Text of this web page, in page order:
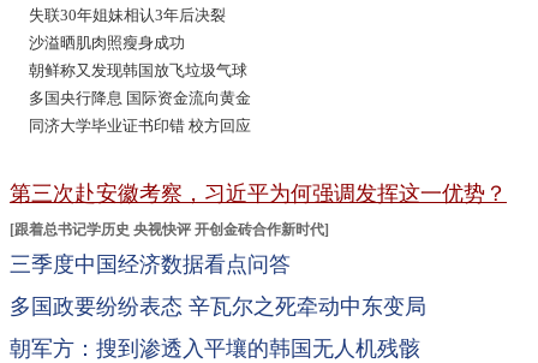
热
字节跳动大模型训练被实习生攻
击 热
100秒打卡中国载人航天任务
失联30年姐妹相认3年后决裂
“听泉鉴宝”改名“听泉赏宝”后首播
男子多年后回老房子家具都风化
了
沙溢晒肌肉照瘦身成功
哈尔滨冰雪大世界扩至100万平米
3月买入金条的95后女生已赚36万
朝鲜称又发现韩国放飞垃圾气球
朝鲜找到渗透入平壤的韩无人机
残骸
别被骗了，纹身根本就洗不掉
多国央行降息 国际资金流向黄金
ETF
#援俄朝鲜部队到底能不能打#
同济大学毕业证书印错 校方回应
第三次赴安徽考察，习近平为何强调发挥这一优势？
[跟着总书记学历史 央视快评 开创金砖合作新时代]
三季度中国经济数据看点问答
多国政要纷纷表态 辛瓦尔之死牵动中东变局
朝军方：搜到渗透入平壤的韩国无人机残骸